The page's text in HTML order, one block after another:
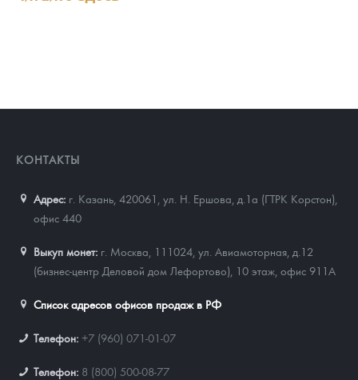
КОНТАКТЫ
Адрес: г. Казань, 420061 ул. Н. Ершова, д.1а (ГТРК Корстон),
офис 440
Выкуп монет: г. Москва, 111024, ул. Авиамоторная, д.12
(бизнес-центр Деловой дом Лефортово), 10 этаж, офис 911А
Список адресов офисов продаж в РФ
Телефон: +7 (960) 071-01-07
Телефон: 8 (800) 500-08-77